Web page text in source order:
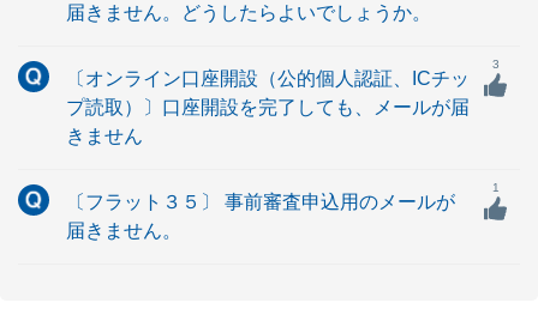
届きません。どうしたらよいでしょうか。
〔オンライン口座開設（公的個人認証、ICチッ
プ読取）〕口座開設を完了しても、メールが届
きません
3
〔フラット３５〕 事前審査申込用のメールが
届きません。
1